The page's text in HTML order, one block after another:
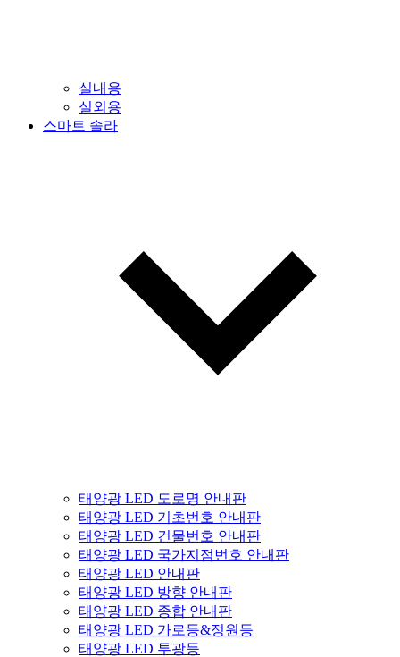
실내용
실외용
스마트 솔라
태양광 LED 도로명 안내판
태양광 LED 기초번호 안내판
태양광 LED 건물번호 안내판
태양광 LED 국가지점번호 안내판
태양광 LED 안내판
태양광 LED 방향 안내판
태양광 LED 종합 안내판
태양광 LED 가로등&정원등
태양광 LED 투광등